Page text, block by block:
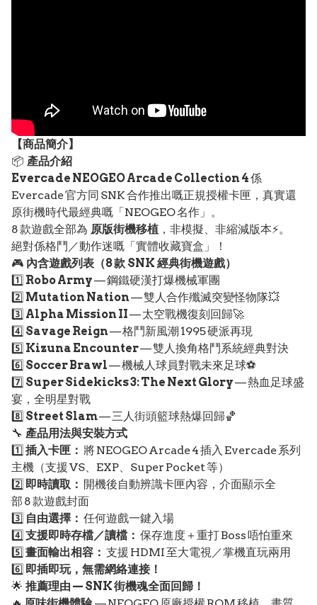
【商品簡介】
📦 產品介紹
Evercade NEOGEO Arcade Collection 4係
Evercade 官方同 SNK 合作推出嘅正規授權卡匣，真實還
原街機時代最經典嘅「NEOGEO 名作」。
8 款遊戲全部為 原版街機移植 ，非模擬、非縮減版本⚡。
絕對係格鬥／動作迷嘅「實體收藏寶盒」！
🎮 內含遊戲列表（8 款 SNK 經典街機遊戲）
1️⃣ Robo Army— 鋼鐵硬漢打爆機械軍團
2️⃣ Mutation Nation— 雙人合作殲滅突變怪物隊💥
3️⃣ Alpha Mission II— 太空戰機復刻回歸🚀
4️⃣ Savage Reign— 格鬥新風潮 1995 硬派再現
5️⃣ Kizuna Encounter— 雙人換角格鬥系統經典對決
6️⃣ Soccer Brawl— 機械人球員對戰未來足球⚽
7️⃣ Super Sidekicks 3: The Next Glory— 熱血足球盛
宴，全明星對戰
8️⃣ Street Slam— 三人街頭籃球熱爆回歸🏀
🔧 產品用法與安裝方式
1️⃣ 插入卡匣： 將 NEOGEO Arcade 4 插入 Evercade 系列
主機（支援 VS、EXP、Super Pocket 等）
2️⃣ 即時讀取： 開機後自動辨識卡匣內容，介面顯示全
部 8 款遊戲封面
3️⃣ 自由選擇： 任何遊戲一鍵入場
4️⃣ 支援即時存檔／讀檔： 保存進度＋重打 Boss 唔怕重來
5️⃣ 畫面輸出相容： 支援 HDMI 至大電視／掌機直玩兩用
6️⃣ 即插即玩，無需網絡連接！
🌟 推薦理由 — SNK 街機魂全面回歸！